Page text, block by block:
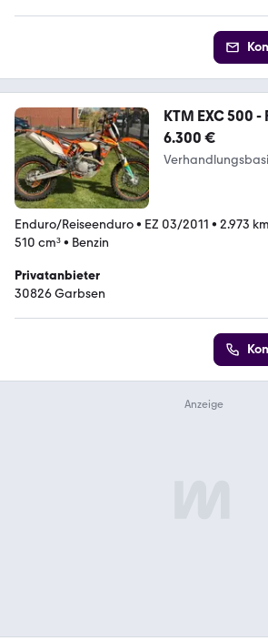
KTM EXC 500 -
6.300 €
Enduro/Reiseenduro• EZ 03/2011 • 2.973 km
510 cm³• Benzin
Privatanbieter
30826 Garbsen